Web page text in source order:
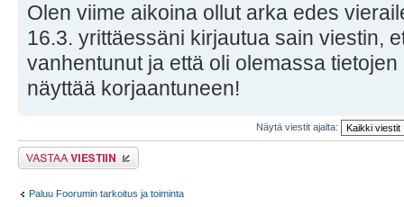
Olen viime aikoina ollut arka edes
16.3. yrittäessäni kirjautua sain viestin,
vanhentunut ja että oli olemassa
näyttää korjaantuneen!
Näytä viestit ajalta:
Lähetä vastaus
Paluu Foorumin tarkoitus ja toiminta